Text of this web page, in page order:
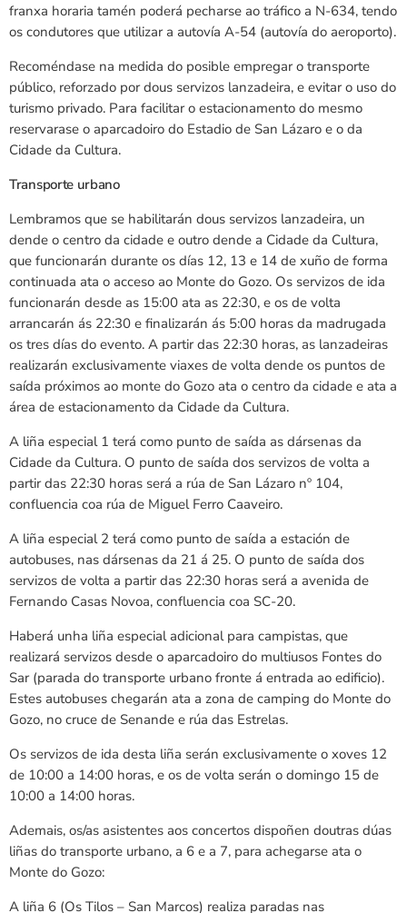
franxa horaria tamén poderá pecharse ao tráfico a N-634, tendo
os condutores que utilizar a autovía A-54 (autovía do aeroporto).
Recoméndase na medida do posible empregar o transporte
público, reforzado por dous servizos lanzadeira, e evitar o uso do
turismo privado. Para facilitar o estacionamento do mesmo
reservarase o aparcadoiro do Estadio de San Lázaro e o da
Cidade da Cultura.
Transporte urbano
Lembramos que se habilitarán dous servizos lanzadeira, un
dende o centro da cidade e outro dende a Cidade da Cultura,
que funcionarán durante os días 12, 13 e 14 de xuño de forma
continuada ata o acceso ao Monte do Gozo. Os servizos de ida
funcionarán desde as 15:00 ata as 22:30, e os de volta
arrancarán ás 22:30 e finalizarán ás 5:00 horas da madrugada
os tres días do evento. A partir das 22:30 horas, as lanzadeiras
realizarán exclusivamente viaxes de volta dende os puntos de
saída próximos ao monte do Gozo ata o centro da cidade e ata a
área de estacionamento da Cidade da Cultura.
A liña especial 1 terá como punto de saída as dársenas da
Cidade da Cultura. O punto de saída dos servizos de volta a
partir das 22:30 horas será a rúa de San Lázaro nº 104,
confluencia coa rúa de Miguel Ferro Caaveiro.
A liña especial 2 terá como punto de saída a estación de
autobuses, nas dársenas da 21 á 25. O punto de saída dos
servizos de volta a partir das 22:30 horas será a avenida de
Fernando Casas Novoa, confluencia coa SC-20.
Haberá unha liña especial adicional para campistas, que
realizará servizos desde o aparcadoiro do multiusos Fontes do
Sar (parada do transporte urbano fronte á entrada ao edificio).
Estes autobuses chegarán ata a zona de camping do Monte do
Gozo, no cruce de Senande e rúa das Estrelas.
Os servizos de ida desta liña serán exclusivamente o xoves 12
de 10:00 a 14:00 horas, e os de volta serán o domingo 15 de
10:00 a 14:00 horas.
Ademais, os/as asistentes aos concertos dispoñen doutras dúas
liñas do transporte urbano, a 6 e a 7, para achegarse ata o
Monte do Gozo:
A liña 6 (Os Tilos – San Marcos) realiza paradas nas